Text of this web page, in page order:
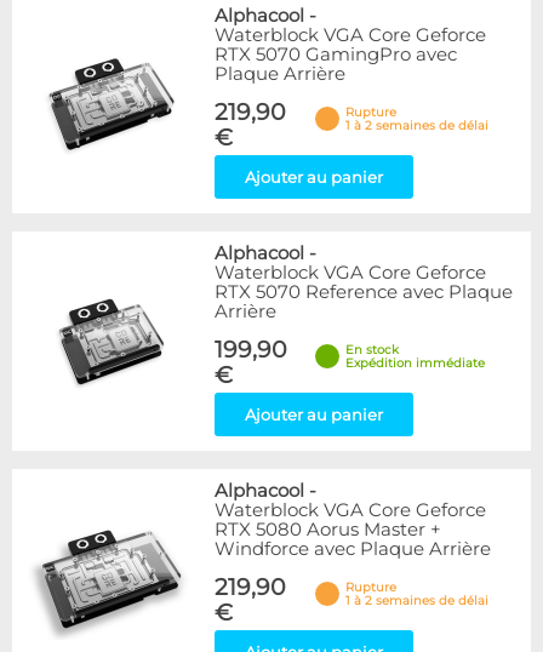
Alphacool -
Waterblock VGA Core Geforce
RTX 5070 GamingPro avec
Plaque Arrière
219,90
€
Rupture
1 à 2 semaines de délai
Ajouter au panier
Alphacool -
Waterblock VGA Core Geforce
RTX 5070 Reference avec Plaque
Arrière
199,90
€
En stock
Expédition immédiate
Ajouter au panier
Alphacool -
Waterblock VGA Core Geforce
RTX 5080 Aorus Master +
Windforce avec Plaque Arrière
219,90
€
Rupture
1 à 2 semaines de délai